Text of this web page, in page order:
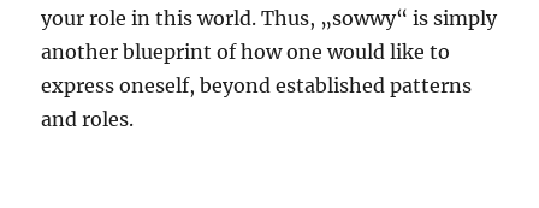
your role in this world. Thus, „sowwy“ is simply
another blueprint of how one would like to
express oneself, beyond established patterns
and roles.